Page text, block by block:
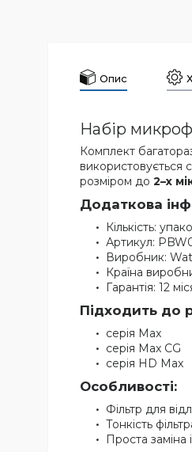
Опис
Набір
Комплект
використовується
розміром до 2–х
Додаткова
Кількість:
Артикул:
Виробник:
Країна
Гарантія: 12
Підходить до
серія Max
серія Max CG
серія HD Max
Особливості:
Фільтр для
Тонкість
Проста заміна